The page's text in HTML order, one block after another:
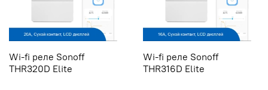
Wi-fi реле Sonoff
THR320D Elite
Wi-fi реле Sonoff
THR316D Elite